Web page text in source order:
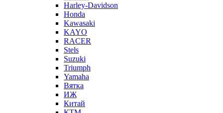
Harley-Davidson
Honda
Kawasaki
KAYO
RACER
Stels
Suzuki
Triumph
Yamaha
Вятка
ИЖ
Китай